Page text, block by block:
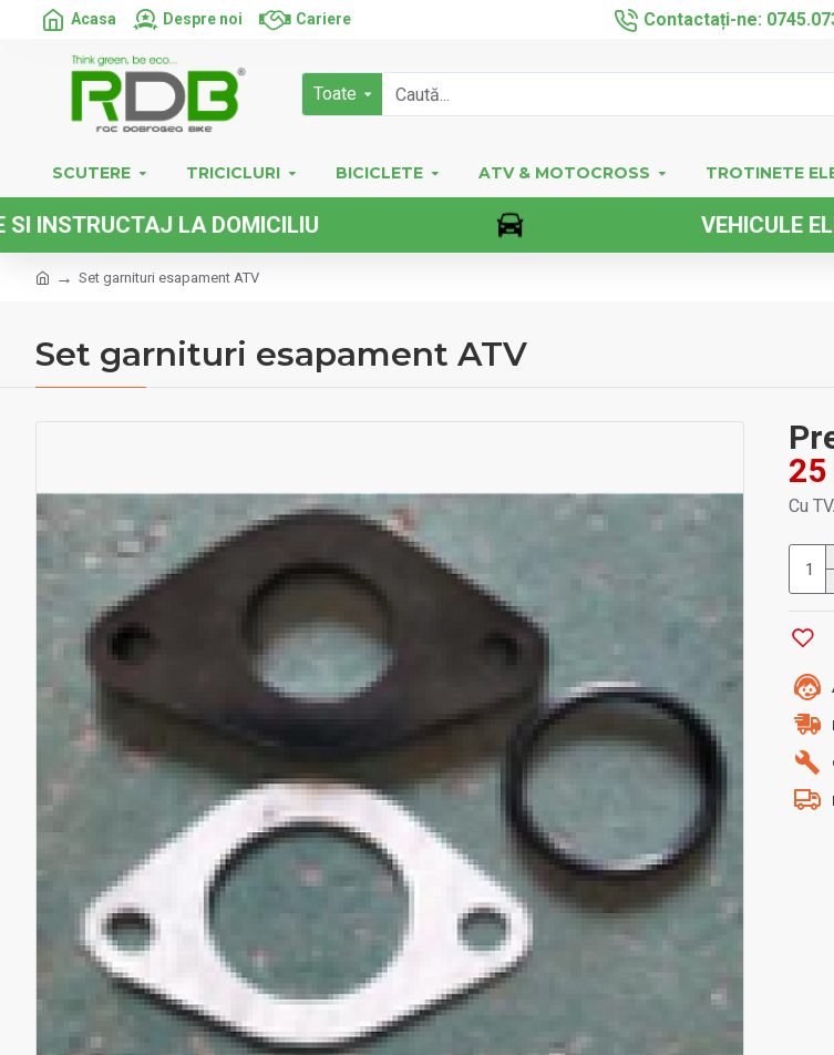
Acasa Despre noi Cariere Contactați-ne:
Toate
SCUTERE TRICICLURI BICICLETE ATV & MOTOCROSS TROTINETE
LA DOMICILIU VEHICULE
Set garnituri esapament ATV
Set garnituri esapament ATV
25
Cu